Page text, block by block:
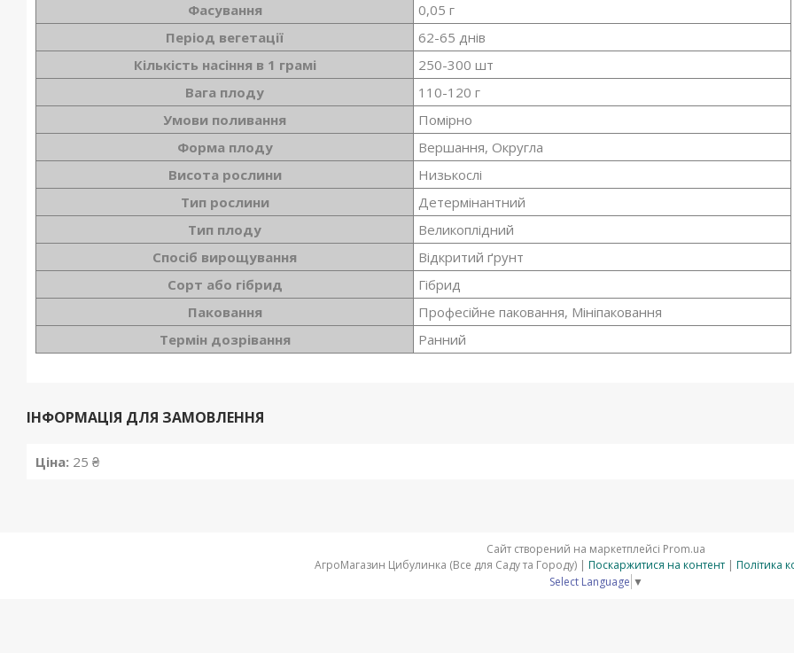
Фасування
0,05 г
Період вегетації
62-65 днів
Кількість насіння в 1 грамі
250-300 шт
Вага плоду
110-120 г
Умови поливання
Помірно
Форма плоду
Вершання, Округла
Висота рослини
Низькослі
Тип рослини
Детермінантний
Тип плоду
Великоплідний
Спосіб вирощування
Відкритий ґрунт
Сорт або гібрид
Гібрид
Паковання
Професійне паковання, Мініпаковання
Термін дозрівання
Ранний
ІНФОРМАЦІЯ ДЛЯ ЗАМОВЛЕННЯ
Ціна: 25 ₴
Сайт створений на маркетплейсі Prom.ua
АгроМагазин Цибулинка (Все для Саду та Городу) | Поскаржитися на контент | Політика
Select Language ▼